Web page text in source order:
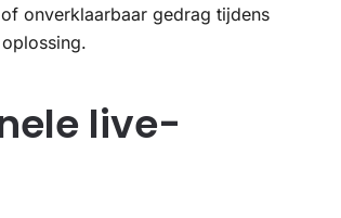
onverklaarbaar gedrag tijdens
live-